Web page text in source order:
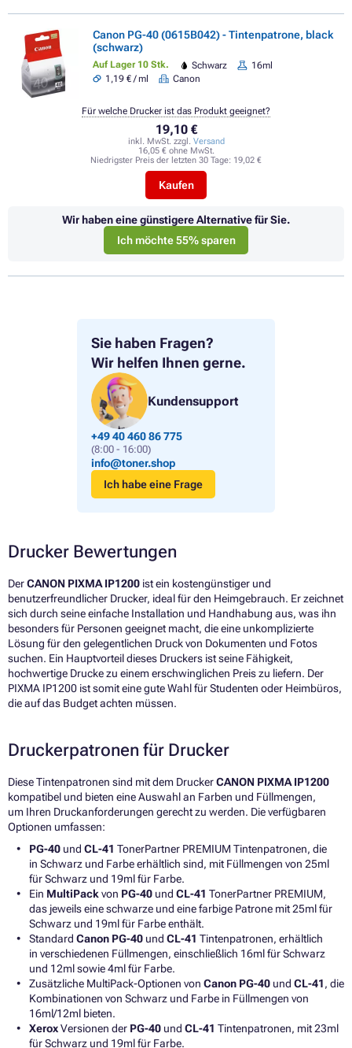
Sie haben Fragen?
Wir helfen Ihnen gerne.
Kundensupport
+49 40 460 86 775
(8:00 - 16:00)
info@toner.shop
Ich habe eine Frage
Canon PG-40 (0615B042) - Tintenpatrone, black
(schwarz)
Auf Lager 10 Stk. Schwarz
16ml
1,19 € / ml
Canon
19,10 €
inkl. MwSt. zzgl. Versand
16,05 € ohne MwSt.
Niedrigster Preis der letzten 30 Tage: 19,02 €
Kaufen
Für welche Drucker ist das Produkt geeignet?
Wir haben eine günstigere Alternative für Sie.
Ich möchte 55% sparen
Drucker Bewertungen
DerCANON PIXMA IP1200 ist ein kostengünstiger und
benutzerfreundlicher Drucker, ideal für den Heimgebrauch. Er zeichnet
sich durch seine einfache Installation und Handhabung aus, was ihn
besonders für Personen geeignet macht, die eine unkomplizierte
Lösung für den gelegentlichen Druck von Dokumenten und Fotos
suchen. Ein Hauptvorteil dieses Druckers ist seine Fähigkeit,
hochwertige Drucke zu einem erschwinglichen Preis zu liefern. Der
PIXMA IP1200 ist somit eine gute Wahl für Studenten oder Heimbüros,
die auf das Budget achten müssen.
Druckerpatronen für Drucker
Diese Tintenpatronen sind mit dem DruckerCANON PIXMA IP1200
kompatibel und bieten eine Auswahl an Farben und Füllmengen,
um Ihren Druckanforderungen gerecht zu werden. Die verfügbaren
Optionen umfassen:
PG-40 und CL-41 TonerPartner PREMIUM Tintenpatronen, die
in Schwarz und Farbe erhältlich sind, mit Füllmengen von 25ml
für Schwarz und 19ml für Farbe.
Ein MultiPackvon PG-40 und CL-41 TonerPartner PREMIUM,
das jeweils eine schwarze und eine farbige Patrone mit 25ml für
Schwarz und 19ml für Farbe enthält.
Standard Canon PG-40 und CL-41 Tintenpatronen, erhältlich
in verschiedenen Füllmengen, einschließlich 16ml für Schwarz
und 12ml sowie 4ml für Farbe.
Zusätzliche MultiPack-Optionen von Canon PG-40 und CL-41, die
Kombinationen von Schwarz und Farbe in Füllmengen von
16ml/12ml bieten.
XeroxVersionen der PG-40 und CL-41 Tintenpatronen, mit 23ml
für Schwarz und 19ml für Farbe.